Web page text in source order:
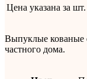
Цена указана за шт.
Выпуклые кованые
частного дома.